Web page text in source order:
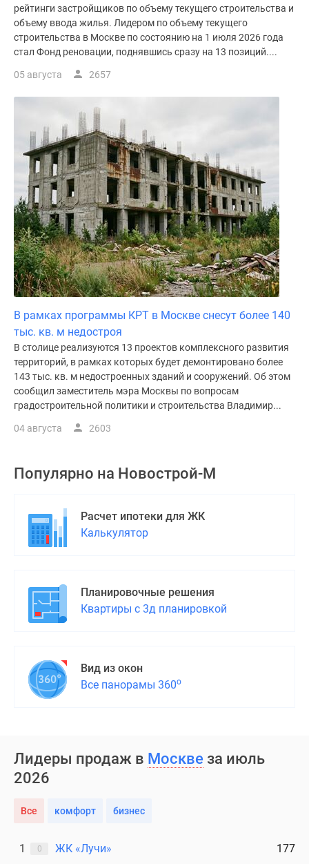
рейтинги застройщиков по объему текущего строительства и
объему ввода жилья. Лидером по объему текущего
строительства в Москве по состоянию на 1 июля 2026 года
стал Фонд реновации, поднявшись сразу на 13 позиций....
05 августа 2657
В рамках программы КРТ в Москве снесут более 140
тыс. кв. м недостроя
В столице реализуются 13 проектов комплексного развития
территорий, в рамках которых будет демонтировано более
143 тыс. кв. м недостроенных зданий и сооружений. Об этом
сообщил заместитель мэра Москвы по вопросам
градостроительной политики и строительства Владимир...
04 августа 2603
Популярно на Новострой-М
Расчет ипотеки для ЖК
Калькулятор
Планировочные решения
Квартиры с 3д планировкой
Вид из окон
Все панорамы 360о
Лидеры продаж в Москве за июль
2026
Все комфорт бизнес
1 0 ЖК «Лучи» 177